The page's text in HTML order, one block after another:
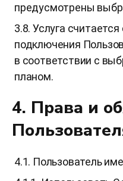
предусмотрены
3.8. Услуга
подключения
в соответствии с
планом.
4. Права и
4.1. Пользователь